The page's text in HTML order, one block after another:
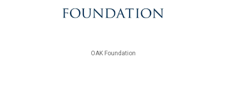
OAK Foundation